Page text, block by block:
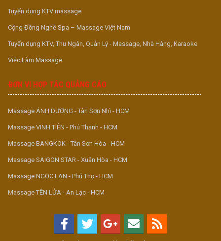
Tuyển dụng KTV massage
Cộng Đồng Nghề Spa – Massage Việt Nam
Tuyển dụng KTV, Thu Ngân, Quản Lý - Massage, Nhà Hàng, Karaoke
Việc Làm Massage
ĐƠN VỊ HỢP TÁC QUẢNG CÁO
Massage ÁNH DƯƠNG - Tân Sơn Nhì - HCM
Massage VINH TIÊN - Phú Thạnh - HCM
Massage BANGKOK - Tân Sơn Hòa - HCM
Massage SAIGON STAR - Xuân Hòa - HCM
Massage NGỌC LAN - Phú Thọ - HCM
Massage TÊN LỬA - An Lạc - HCM